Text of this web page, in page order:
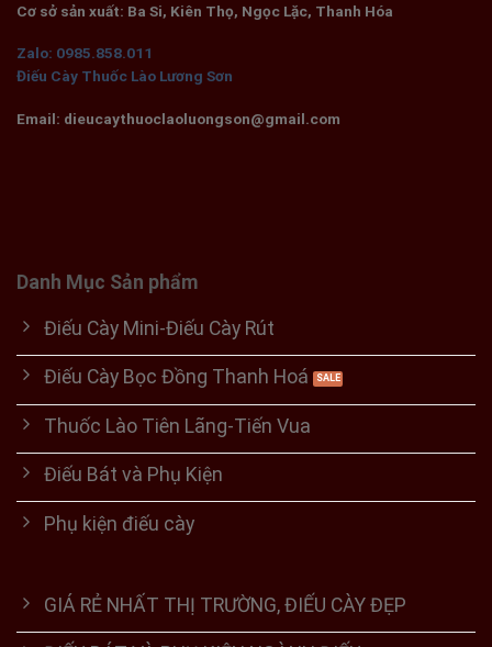
Cơ sở sản xuất: Ba Si, Kiên Thọ, Ngọc Lặc, Thanh Hóa
Zalo: 0985.858.011
Điếu Cày Thuốc Lào Lương Sơn
Email: dieucaythuoclaoluongson@gmail.com
Danh Mục Sản phẩm
Điếu Cày Mini-Điếu Cày Rút
Điếu Cày Bọc Đồng Thanh Hoá
Thuốc Lào Tiên Lãng-Tiến Vua
Điếu Bát và Phụ Kiện
Phụ kiện điếu cày
GIÁ RẺ NHẤT THỊ TRƯỜNG, ĐIẾU CÀY ĐẸP